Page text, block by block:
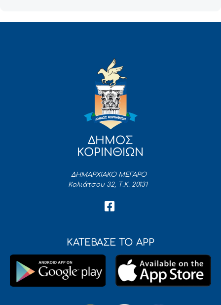
ΔΗΜΟΣ
ΚΟΡΙΝΘΙΩΝ
ΔΗΜΑΡΧΙΑΚΟ ΜΕΓΑΡΟ
Κολιάτσου 32, Τ.Κ. 20131
ΚΑΤΕΒΑΣΕ ΤΟ APP